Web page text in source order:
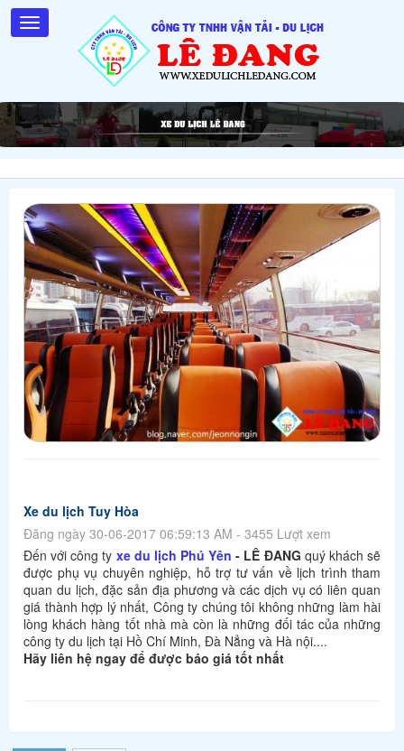
Xe du lịch Tuy Hòa
Đăng ngày 30-06-2017 06:59:13 AM - 3455 Lượt xem
Đến với công ty xe du lịch Phú Yên - LÊ ĐANG quý khách sẽ
được phụ vụ chuyên nghiệp, hỗ trợ tư vấn về lịch trình tham
quan du lịch, đặc sản địa phương và các dịch vụ có liên quan
giá thành hợp lý nhất, Công ty chúng tôi không những làm hài
lòng khách hàng tốt nhà mà còn là những đối tác của những
công ty du lịch tại Hồ Chí Minh, Đà Nẳng và Hà nội....
Hãy liên hệ ngay để được báo giá tốt nhất